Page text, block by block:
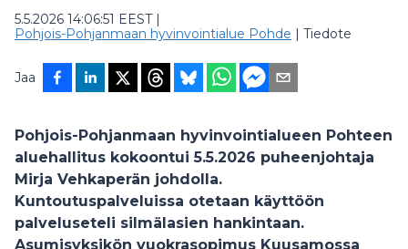
5.5.2026 14:06:51 EEST|
Pohjois-Pohjanmaan hyvinvointialue Pohde | Tiedote
Jaa
Pohjois-Pohjanmaan hyvinvointialueen Pohteen
aluehallitus kokoontui 5.5.2026 puheenjohtaja
Mirja Vehkaperän johdolla.
Kuntoutuspalveluissa otetaan käyttöön
palveluseteli silmälasien hankintaan.
Asumisyksikön vuokrasopimus Kuusamossa